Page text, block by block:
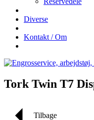
Diverse
Kontakt / Om
Tork Twin T7
Tilbage